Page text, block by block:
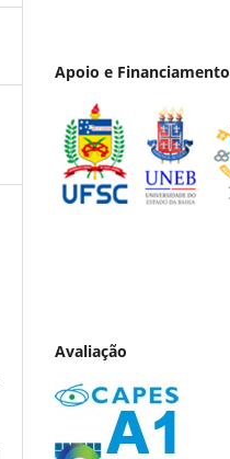
Apoio e Financiamento
Avaliação